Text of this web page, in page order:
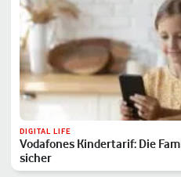
DIGITAL LIFE
Vodafones Kindertarif: Die
sicher